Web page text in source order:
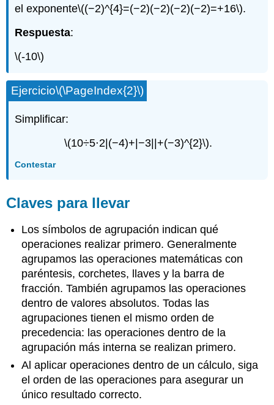
el exponente\((−2)^{4}=(−2)(−2)(−2)(−2)=+16\).
Respuesta:
\(-10\)
Ejercicio\(\PageIndex{2}\)
Simplificar:
\(10÷5⋅2|(−4)+|−3||+(−3)^{2}\).
Contestar
Claves para llevar
Los símbolos de agrupación indican qué
operaciones realizar primero. Generalmente
agrupamos las operaciones matemáticas con
paréntesis, corchetes, llaves y la barra de
fracción. También agrupamos las operaciones
dentro de valores absolutos. Todas las
agrupaciones tienen el mismo orden de
precedencia: las operaciones dentro de la
agrupación más interna se realizan primero.
Al aplicar operaciones dentro de un cálculo, siga
el orden de las operaciones para asegurar un
único resultado correcto.